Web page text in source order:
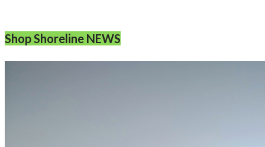
Shop Shoreline NEWS